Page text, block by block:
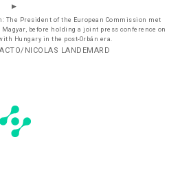
The President of the European Commission met
before holding a joint press conference on
Hungary in the post-Orbán era.
NICOLAS LANDEMARD